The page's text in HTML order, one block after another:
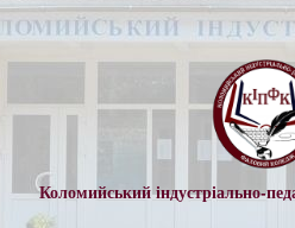
Перейти
до
Коломийський індустріально-